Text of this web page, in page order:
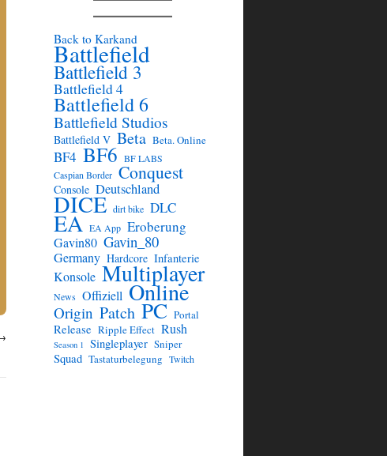
Back to Karkand
Battlefield
Battlefield 3
Battlefield 4
Battlefield 6
Battlefield Studios
Battlefield V Beta Beta. Online
BF4 BF6 BF LABS
Caspian Border Conquest
Console Deutschland
DICE dirt bike DLC
EA EA App Eroberung
Gavin80 Gavin_80
Germany Hardcore Infanterie
Konsole Multiplayer
News Offiziell Online
Origin Patch PC Portal
Release Ripple Effect Rush
Season 1 Singleplayer Sniper
Squad Tastaturbelegung Twitch